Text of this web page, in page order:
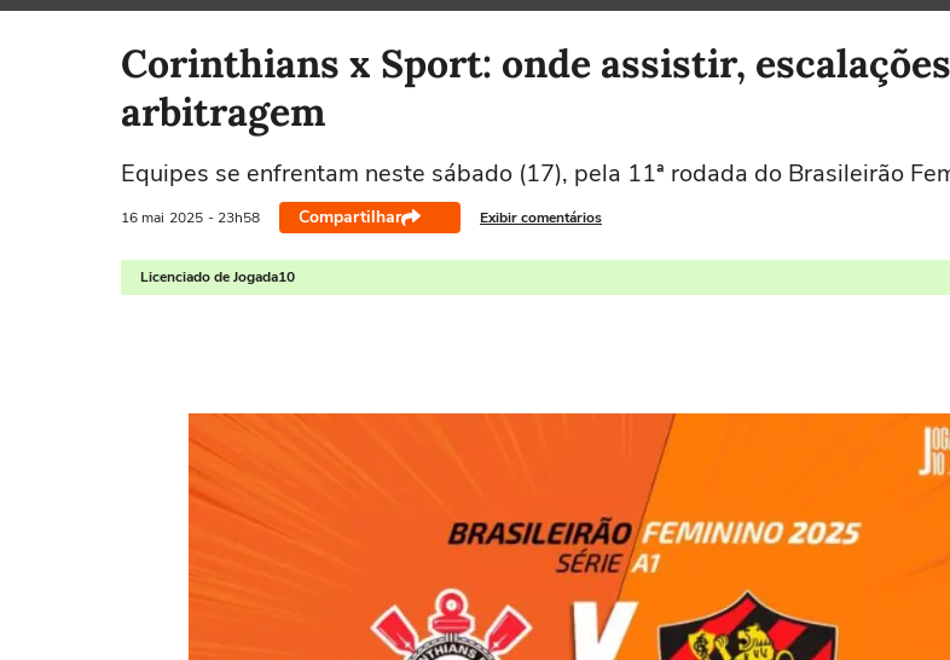
Selecione o time para ver as notícias
Corinthians x Sport: onde assistir,
arbitragem
Equipes se enfrentam neste sábado (17), pela 11ª rodada do Brasileirão
16 mai 2025 - 23h58 Compartilhar Exibir comentários
Licenciado de Jogada10